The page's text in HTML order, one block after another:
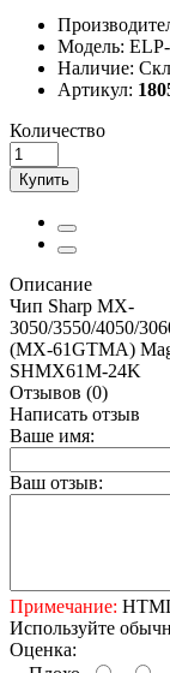
Модель:
Наличие:
Артикул:
Количество
Купить
Описание
Чип Sharp MX-
3050/3550/4050/
(MX-61GTMA)
SHMX61M-24K
Отзывов (0)
Написать отзыв
Ваше имя:
Ваш отзыв:
Примечание:
Используйте
Оценка: